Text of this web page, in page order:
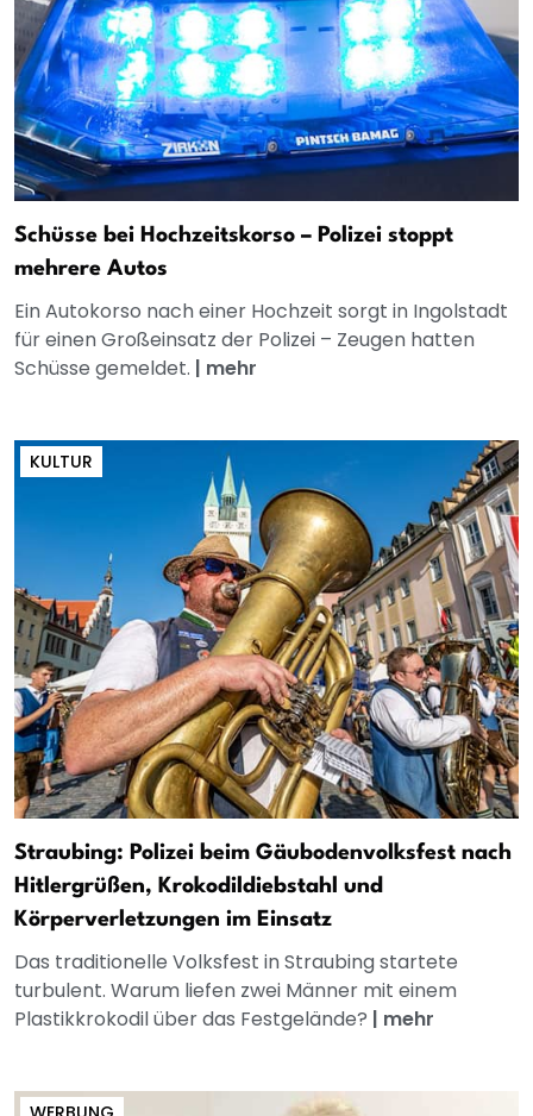
Schüsse bei Hochzeitskorso – Polizei stoppt
mehrere Autos
Ein Autokorso nach einer Hochzeit sorgt in Ingolstadt
für einen Großeinsatz der Polizei – Zeugen hatten
Schüsse gemeldet. | mehr
KULTUR
Straubing: Polizei beim Gäubodenvolksfest nach
Hitlergrüßen, Krokodildiebstahl und
Körperverletzungen im Einsatz
Das traditionelle Volksfest in Straubing startete
turbulent. Warum liefen zwei Männer mit einem
Plastikkrokodil über das Festgelände? | mehr